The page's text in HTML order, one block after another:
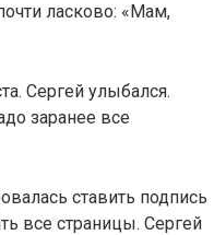
ласково: «Мам,
Сергей улыбался.
заранее все
ставить подпись
все страницы. Сергей